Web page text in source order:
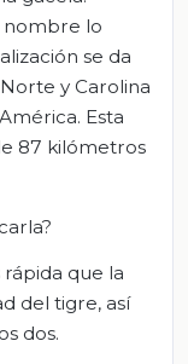
nombre lo
se da
y Carolina
Esta
87 kilómetros
que la
del tigre, así
dos.